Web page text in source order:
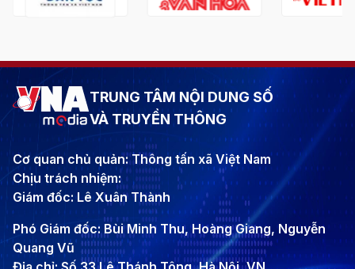
TRUNG TÂM NỘI DUNG SỐ
VÀ TRUYỀN THÔNG
Cơ quan chủ quản: Thông tấn xã Việt Nam
Chịu trách nhiệm:
Giám đốc: Lê Xuân Thành
Phó Giám đốc: Bùi Minh Thu, Hoàng Giang, Nguyễn
Quang Vũ